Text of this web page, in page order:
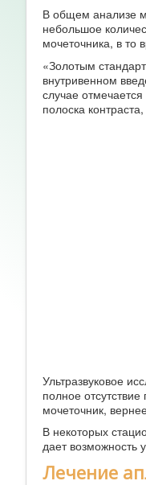
В общем анализе
небольшое
мочеточника, в то
«Золотым
внутривенном
случае
полоска
Ультразвуковое
полное
мочеточник,
В некоторых
дает возможность
Лечение